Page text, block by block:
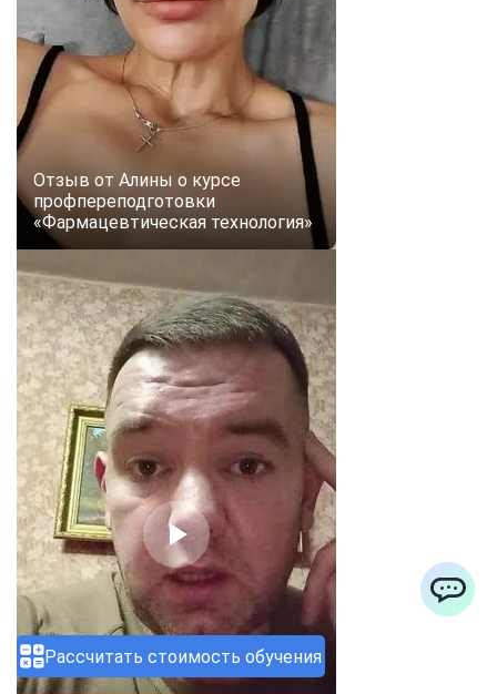
Рассчитать стоимость обучения
Отзыв от Алины о курсе
профпереподготовки
«Фармацевтическая технология»
ChatApp